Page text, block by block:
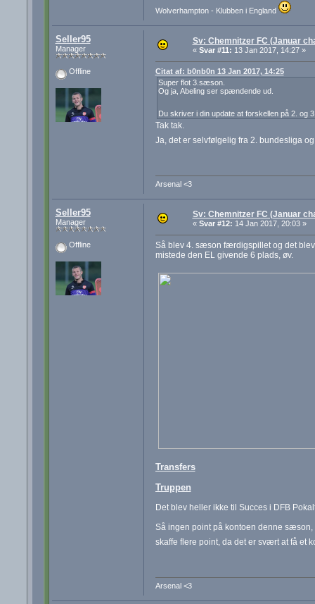
Wolverhampton - Klubben i England
Seller95
Manager
Offline
Sv: Chemnitzer FC (Januar
« Svar #11: 13 Jan 2017, 14:27 »
Citat af: b0nb0n 13 Jan 2017, 14:25
Super flot 3.sæson.
Og ja, Abeling ser spændende ud.
Du skriver i din update at forskellen på 2. og
Tak tak.
Ja, det er selvfølgelig fra 2. bundesliga
Arsenal <3
Seller95
Manager
Offline
Sv: Chemnitzer FC (Januar
« Svar #12: 14 Jan 2017, 20:03 »
Så blev 4. sæson færdigspillet og det
mistede den EL givende 6 plads, øv.
Transfers
Truppen
Det blev heller ikke til Succes i DFB
Så ingen point på kontoen denne
skaffe flere point, da det er svært at få et
Arsenal <3